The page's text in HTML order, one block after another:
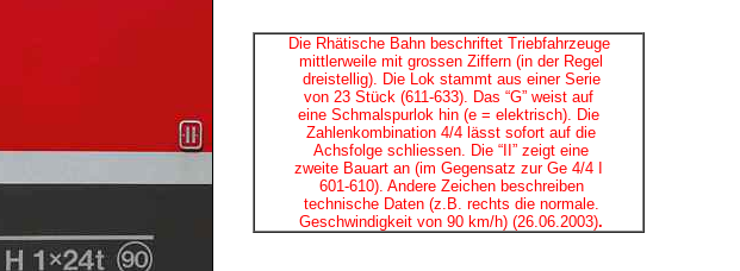
Die Rhätische Bahn beschriftet Triebfahrzeuge
mittlerweile mit grossen Ziffern (in der Regel
dreistellig). Die Lok stammt aus einer Serie
von 23 Stück (611-633). Das “G” weist auf
eine Schmalspurlok hin (e = elektrisch). Die
Zahlenkombination 4/4 lässt sofort auf die
Achsfolge schliessen. Die “II” zeigt eine
zweite Bauart an (im Gegensatz zur Ge 4/4 I
601-610). Andere Zeichen beschreiben
technische Daten (z.B. rechts die normale.
Geschwindigkeit von 90 km/h) (26.06.2003).